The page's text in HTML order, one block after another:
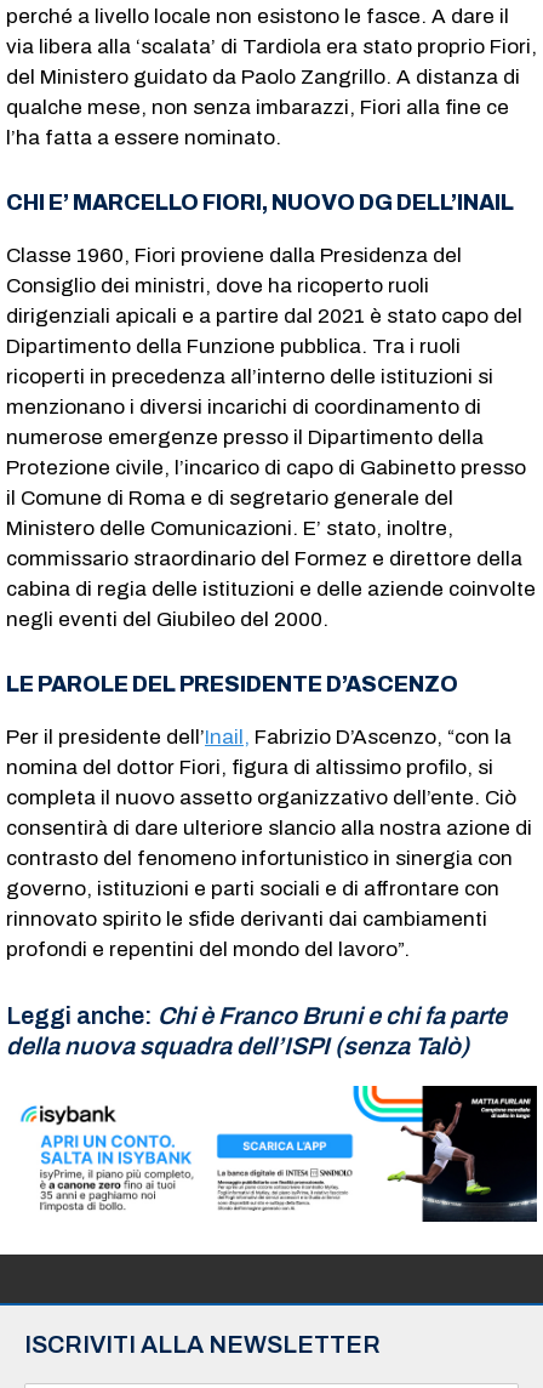
perché a livello locale non esistono le fasce. A dare il
via libera alla ‘scalata’ di Tardiola era stato proprio Fiori,
del Ministero guidato da Paolo Zangrillo. A distanza di
qualche mese, non senza imbarazzi, Fiori alla fine ce
l’ha fatta a essere nominato.
CHI E’ MARCELLO FIORI, NUOVO DG DELL’INAIL
Classe 1960, Fiori proviene dalla Presidenza del
Consiglio dei ministri, dove ha ricoperto ruoli
dirigenziali apicali e a partire dal 2021 è stato capo del
Dipartimento della Funzione pubblica. Tra i ruoli
ricoperti in precedenza all’interno delle istituzioni si
menzionano i diversi incarichi di coordinamento di
numerose emergenze presso il Dipartimento della
Protezione civile, l’incarico di capo di Gabinetto presso
il Comune di Roma e di segretario generale del
Ministero delle Comunicazioni. E’ stato, inoltre,
commissario straordinario del Formez e direttore della
cabina di regia delle istituzioni e delle aziende coinvolte
negli eventi del Giubileo del 2000.
LE PAROLE DEL PRESIDENTE D’ASCENZO
Per il presidente dell’Inail, Fabrizio D’Ascenzo, “con la
nomina del dottor Fiori, figura di altissimo profilo, si
completa il nuovo assetto organizzativo dell’ente. Ciò
consentirà di dare ulteriore slancio alla nostra azione di
contrasto del fenomeno infortunistico in sinergia con
governo, istituzioni e parti sociali e di affrontare con
rinnovato spirito le sfide derivanti dai cambiamenti
profondi e repentini del mondo del lavoro”.
Leggi anche: Chi è Franco Bruni e chi fa parte
della nuova squadra dell’ISPI (senza Talò)
ISCRIVITI ALLA NEWSLETTER